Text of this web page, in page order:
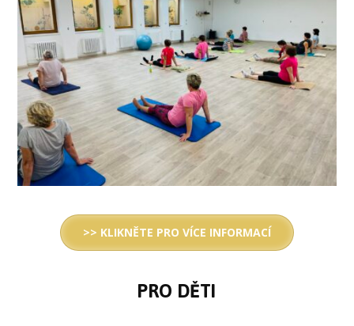
>> KLIKNĚTE PRO VÍCE INFORMACÍ
PRO DĚTI